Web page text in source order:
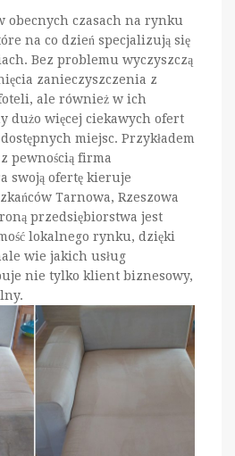
obecnych czasach na rynku
na co dzień specjalizują się
Bez problemu wyczyszczą
zanieczyszczenia z
ale również w ich
dużo więcej ciekawych ofert
miejsc. Przykładem
pewnością firma
swoją ofertę kieruje
Tarnowa, Rzeszowa
przedsiębiorstwa jest
lokalnego rynku, dzięki
wie jakich usług
nie tylko klient biznesowy,